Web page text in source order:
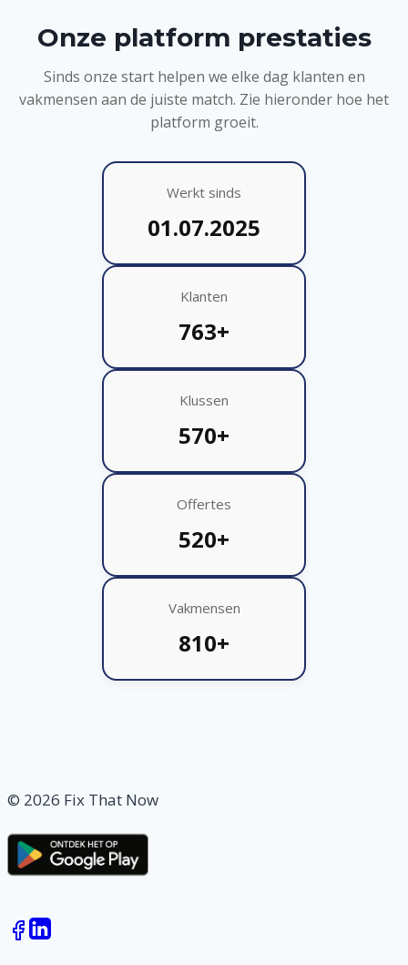
Onze platform prestaties
Sinds onze start helpen we elke dag klanten en
vakmensen aan de juiste match. Zie hieronder hoe het
platform groeit.
Werkt sinds
01.07.2025
Klanten
763+
Klussen
570+
Offertes
520+
Vakmensen
810+
© 2026 Fix That Now